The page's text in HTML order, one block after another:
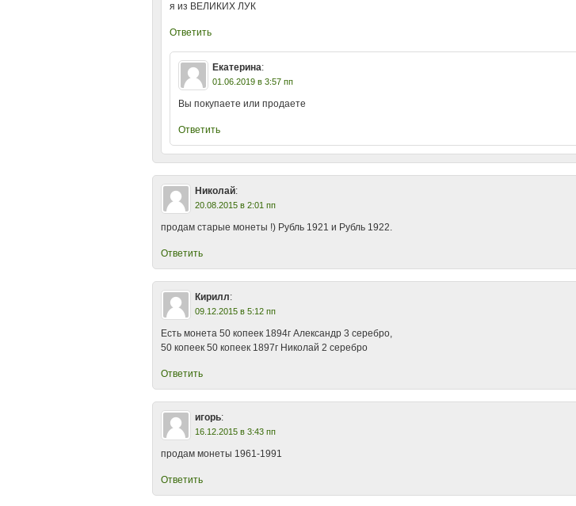
я из ВЕЛИКИХ ЛУК
Ответить
Екатерина:
01.06.2019 в 3:57 пп
Вы покупаете или продаете
Ответить
Николай:
20.08.2015 в 2:01 пп
продам старые монеты !) Рубль 1921 и Рубль 1922.
Ответить
Кирилл:
09.12.2015 в 5:12 пп
Есть монета 50 копеек 1894г Александр 3 серебро,
50 копеек 50 копеек 1897г Николай 2 серебро
Ответить
игорь:
16.12.2015 в 3:43 пп
продам монеты 1961-1991
Ответить